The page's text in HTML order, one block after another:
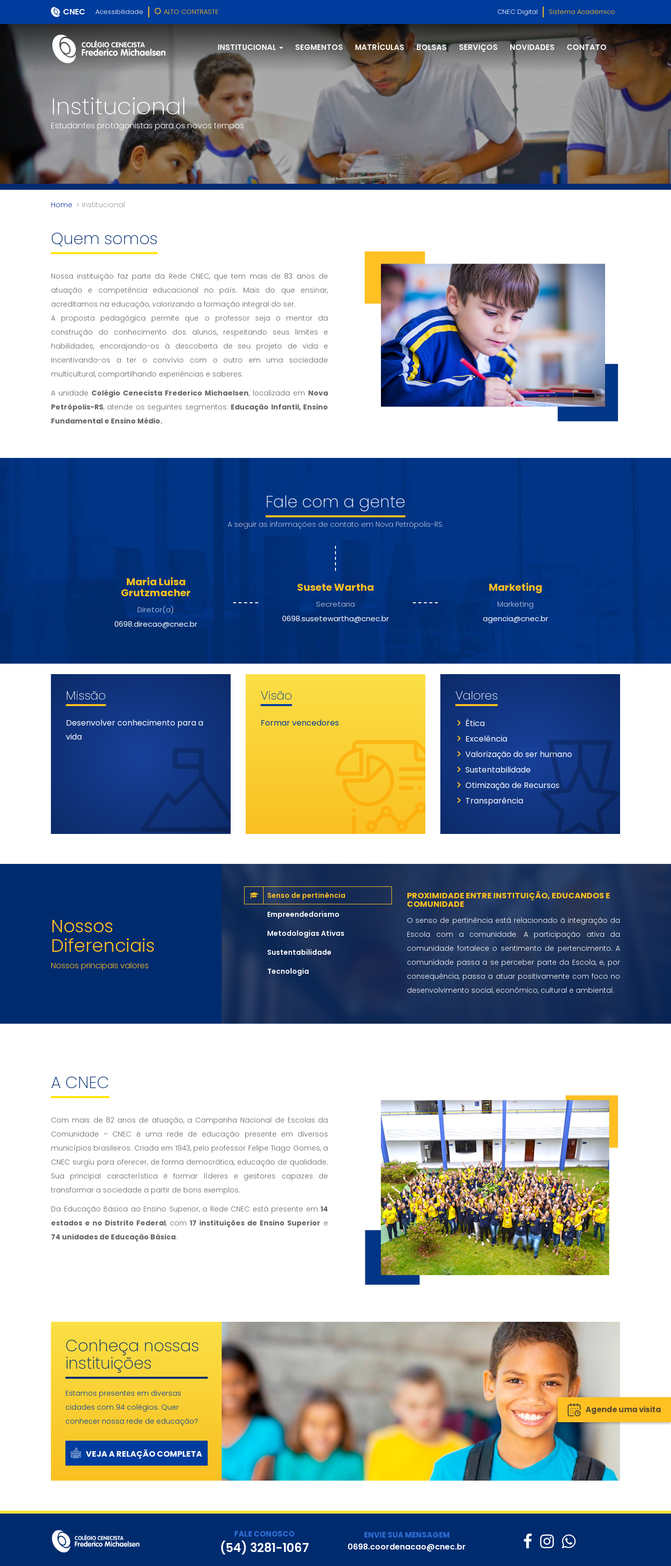
CNEC Acessibilidade ALTO CONTRASTE CNEC Digital Sistema Acadêmico
INSTITUCIONAL SEGMENTOS MATRÍCULAS BOLSAS SERVIÇOS NOVIDADES CONTATO
Agende uma visita
Institucional
Estudantes protagonistas para os novos tempos
Home Institucional
Quem somos
Nossa instituição faz parte da Rede CNEC, que tem mais de 83 anos de
atuação e competência educacional no país. Mais do que ensinar,
acreditamos na educação, valorizando a formação integral do ser.
A proposta pedagógica permite que o professor seja o mentor da
construção do conhecimento dos alunos, respeitando seus limites e
habilidades, encorajando-os à descoberta de seu projeto de vida e
incentivando-os a ter o convívio com o outro em uma sociedade
multicultural, compartilhando experiências e saberes.
A unidade Colégio Cenecista Frederico Michaelsen, localizada em Nova
Petrópolis-RS, atende os seguintes segmentos: Educação Infantil, Ensino
Fundamental e Ensino Médio.
Fale com a gente
A seguir as informações de contato em Nova Petrópolis-RS.
Maria Luisa
Grutzmacher
Diretor(a)
0698.direcao@cnec.br
Susete Wartha
Secretaria
0698.susetewartha@cnec.br
Marketing
Marketing
agencia@cnec.br
Missão
Desenvolver conhecimento para a
vida
Visão
Formar vencedores
Valores
Ética
Excelência
Valorização do ser humano
Sustentabilidade
Otimização de Recursos
Transparência
Nossos
Diferenciais
Nossos principais valores
Senso de pertinência
Empreendedorismo
Metodologias Ativas
Sustentabilidade
Tecnologia
PROXIMIDADE ENTRE INSTITUIÇÃO, EDUCANDOS E
COMUNIDADE
O senso de pertinência está relacionado à integração da
Escola com a comunidade. A participação ativa da
comunidade fortalece o sentimento de pertencimento. A
comunidade passa a se perceber parte da Escola, e, por
consequência, passa a atuar positivamente com foco no
desenvolvimento social, econômico, cultural e ambiental.
A CNEC
Com mais de 82 anos de atuação, a Campanha Nacional de Escolas da
Comunidade – CNEC é uma rede de educação presente em diversos
municípios brasileiros. Criada em 1943, pelo professor Felipe Tiago Gomes, a
CNEC surgiu para oferecer, de forma democrática, educação de qualidade.
Sua principal característica é formar líderes e gestores capazes de
transformar a sociedade a partir de bons exemplos.
Da Educação Básica ao Ensino Superior, a Rede CNEC está presente em 14
estados e no Distrito Federal, com 17 instituições de Ensino Superior e
74 unidades de Educação Básica.
Conheça nossas
instituições
Estamos presentes em diversas
cidades com 94 colégios. Quer
conhecer nossa rede de educação?
VEJA A RELAÇÃO COMPLETA
FALE CONOSCO
(54) 3281-1067
ENVIE SUA MENSAGEM
0698.coordenacao@cnec.br